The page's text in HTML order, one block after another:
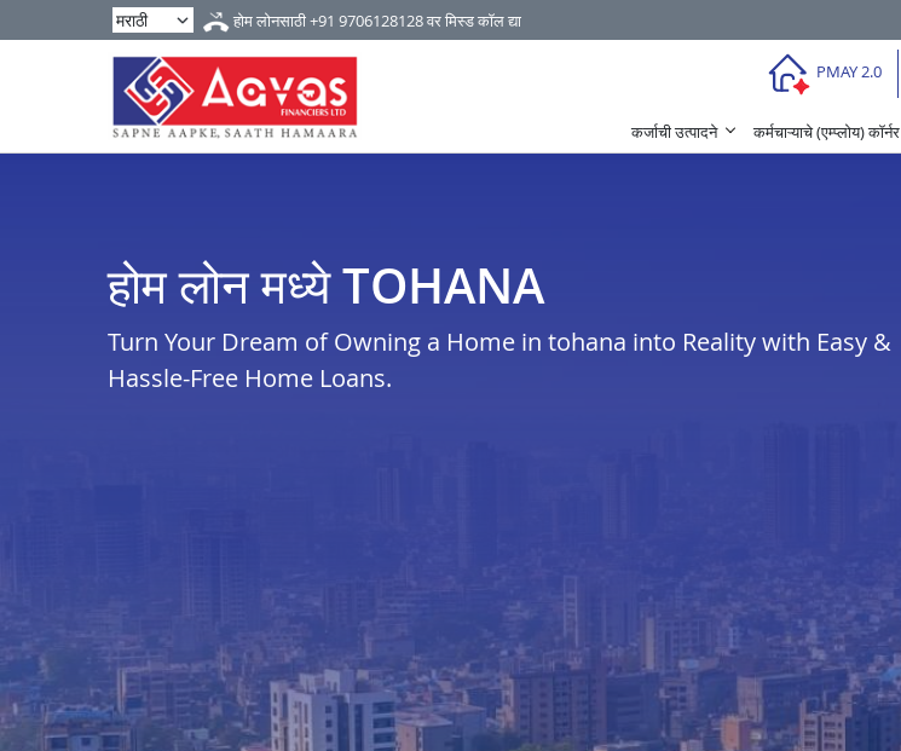
होम लोनसाठी+91 9706128128वर मिस्ड कॉल द्या
PMAY 2.0
कर्जाची उत्पादने कर्मचाऱ्याचे (एम्प्लोय) कॉर्नर
होम लोन मध्ये TOHANA
Turn Your Dream of Owning a Home in tohana into Reality with Easy &
Hassle-Free Home Loans.